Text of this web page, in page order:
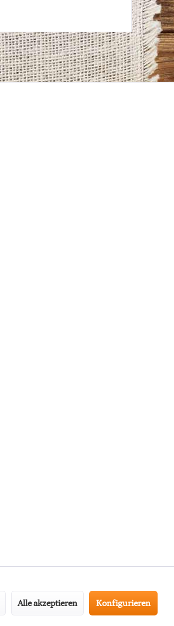
Alle akzeptieren Konfigurieren